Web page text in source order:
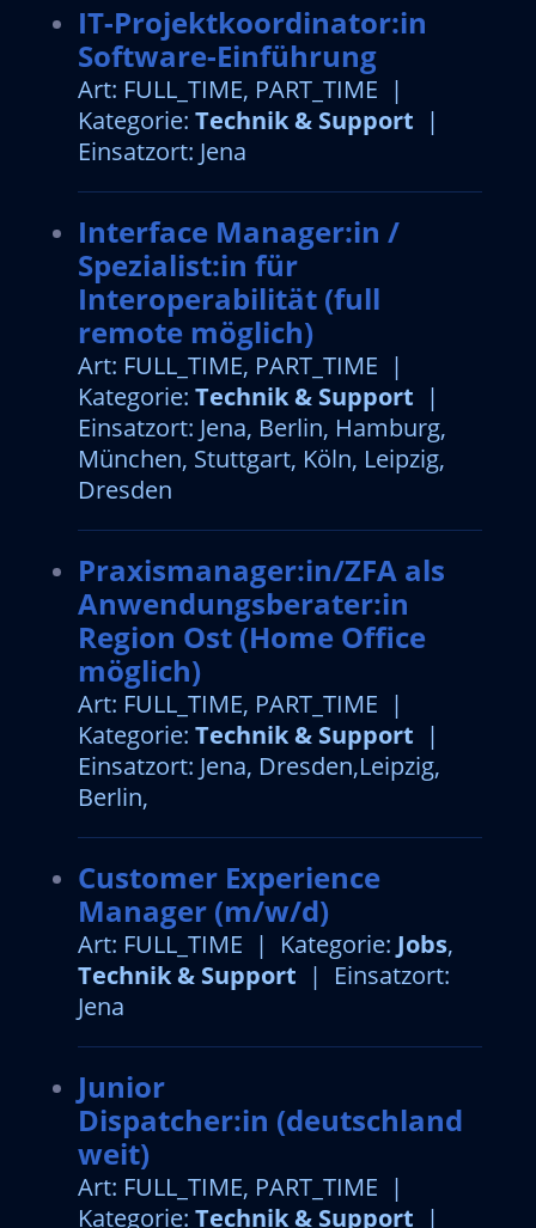
IT-Projektkoordinator:in
Software-Einführung
Art: FULL_TIME, PART_TIME |
Kategorie: Technik & Support |
Einsatzort: Jena
Interface Manager:in /
Spezialist:in für
Interoperabilität (full
remote möglich)
Art: FULL_TIME, PART_TIME |
Kategorie: Technik & Support |
Einsatzort: Jena, Berlin, Hamburg,
München, Stuttgart, Köln, Leipzig,
Dresden
Praxismanager:in/ZFA als
Anwendungsberater:in
Region Ost (Home Office
möglich)
Art: FULL_TIME, PART_TIME |
Kategorie: Technik & Support |
Einsatzort: Jena, Dresden,Leipzig,
Berlin,
Customer Experience
Manager (m/w/d)
Art: FULL_TIME | Kategorie: Jobs,
Technik & Support | Einsatzort:
Jena
Junior
Dispatcher:in (deutschland
weit)
Art: FULL_TIME, PART_TIME |
Kategorie: Technik & Support |